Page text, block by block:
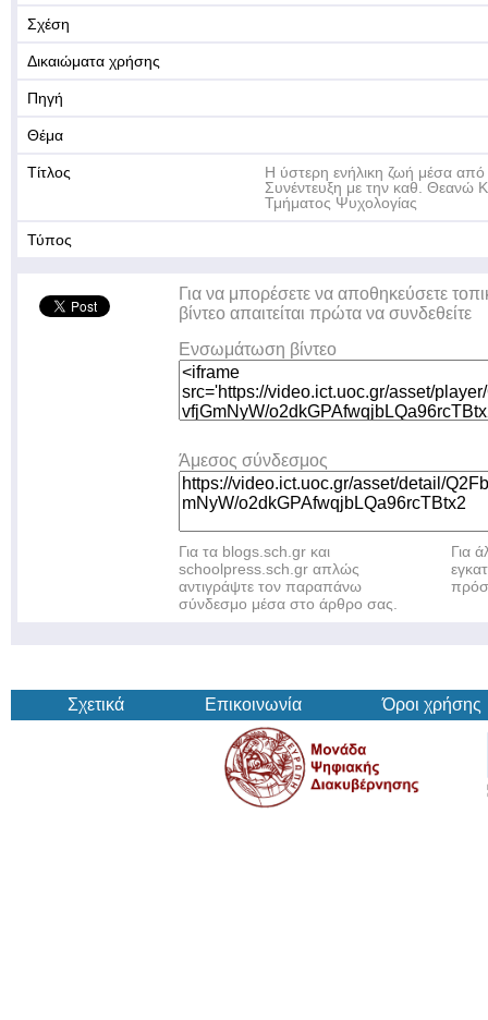
Σχέση
Δικαιώματα χρήσης
Πηγή
Θέμα
Τίτλος
Η ύστερη ενήλικη ζωή μέσα από
Συνέντευξη με την καθ. Θεανώ
Τμήματος Ψυχολογίας
Τύπος
Για να μπορέσετε να αποθηκεύσετε
βίντεο απαιτείται πρώτα να συνδεθείτε
Ενσωμάτωση βίντεο
Άμεσος σύνδεσμος
Για τα blogs.sch.gr και
schoolpress.sch.gr απλώς
αντιγράψτε τον παραπάνω
σύνδεσμο μέσα στο άρθρο σας.
Για
Σχετικά Επικοινωνία Όροι χρήσης